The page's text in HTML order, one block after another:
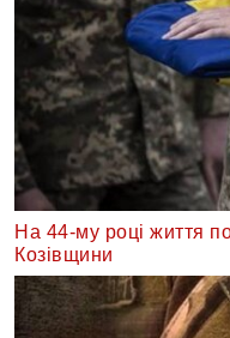
На 44-му році життя
Козівщини